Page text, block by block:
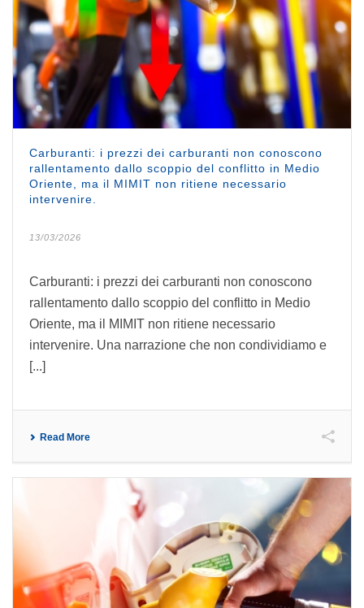
Carburanti: i prezzi dei carburanti non conoscono
rallentamento dallo scoppio del conflitto in Medio
Oriente, ma il MIMIT non ritiene necessario
intervenire.
13/03/2026
Carburanti: i prezzi dei carburanti non conoscono
rallentamento dallo scoppio del conflitto in Medio
Oriente, ma il MIMIT non ritiene necessario
intervenire. Una narrazione che non condividiamo e
[...]
Read More